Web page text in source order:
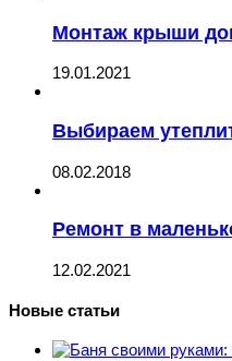
Монтаж крыши
19.01.2021
Выбираем
08.02.2018
Ремонт в
12.02.2021
Новые статьи